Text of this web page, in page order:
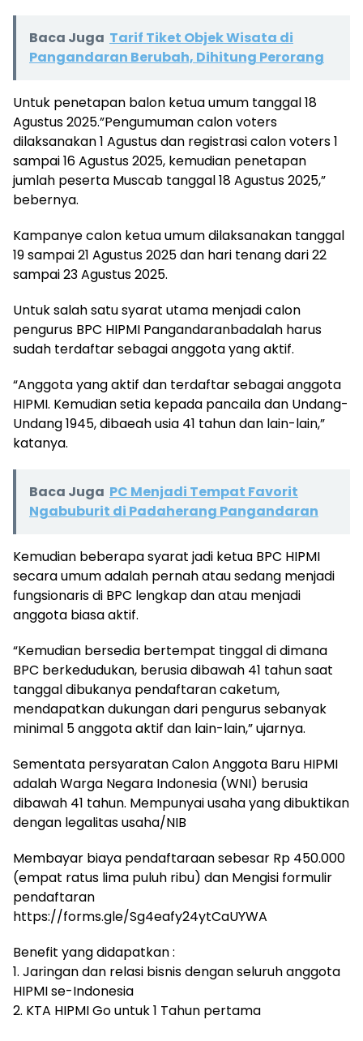
Baca Juga Tarif Tiket Objek Wisata di
Pangandaran Berubah, Dihitung Perorang
Untuk penetapan balon ketua umum tanggal 18
Agustus 2025.”Pengumuman calon voters
dilaksanakan 1 Agustus dan registrasi calon voters 1
sampai 16 Agustus 2025, kemudian penetapan
jumlah peserta Muscab tanggal 18 Agustus 2025,”
bebernya.
Kampanye calon ketua umum dilaksanakan tanggal
19 sampai 21 Agustus 2025 dan hari tenang dari 22
sampai 23 Agustus 2025.
Untuk salah satu syarat utama menjadi calon
pengurus BPC HIPMI Pangandaranbadalah harus
sudah terdaftar sebagai anggota yang aktif.
“Anggota yang aktif dan terdaftar sebagai anggota
HIPMI. Kemudian setia kepada pancaila dan Undang-
Undang 1945, dibaeah usia 41 tahun dan lain-lain,”
katanya.
Baca Juga PC Menjadi Tempat Favorit
Ngabuburit di Padaherang Pangandaran
Kemudian beberapa syarat jadi ketua BPC HIPMI
secara umum adalah pernah atau sedang menjadi
fungsionaris di BPC lengkap dan atau menjadi
anggota biasa aktif.
“Kemudian bersedia bertempat tinggal di dimana
BPC berkedudukan, berusia dibawah 41 tahun saat
tanggal dibukanya pendaftaran caketum,
mendapatkan dukungan dari pengurus sebanyak
minimal 5 anggota aktif dan lain-lain,” ujarnya.
Sementata persyaratan Calon Anggota Baru HIPMI
adalah Warga Negara Indonesia (WNI) berusia
dibawah 41 tahun. Mempunyai usaha yang dibuktikan
dengan legalitas usaha/NIB
Membayar biaya pendaftaraan sebesar Rp 450.000
(empat ratus lima puluh ribu) dan ⁠Mengisi formulir
pendaftaran
https://forms.gle/Sg4eafy24ytCaUYWA
Benefit yang didapatkan :
1. Jaringan dan relasi bisnis dengan seluruh anggota
HIPMI se-Indonesia
2. KTA HIPMI Go untuk 1 Tahun pertama